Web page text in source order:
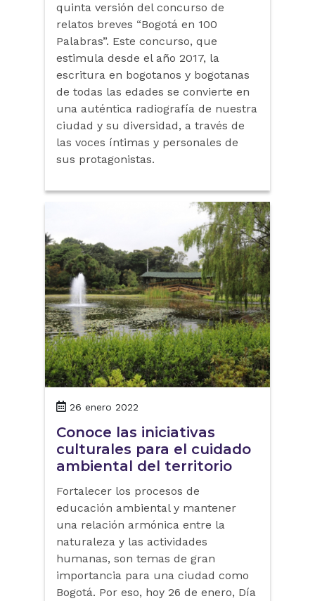
quinta versión del concurso de
relatos breves “Bogotá en 100
Palabras”. Este concurso, que
estimula desde el año 2017, la
escritura en bogotanos y bogotanas
de todas las edades se convierte en
una auténtica radiografía de nuestra
ciudad y su diversidad, a través de
las voces íntimas y personales de
sus protagonistas.
26 enero 2022
Conoce las iniciativas
culturales para el cuidado
ambiental del territorio
Fortalecer los procesos de
educación ambiental y mantener
una relación armónica entre la
naturaleza y las actividades
humanas, son temas de gran
importancia para una ciudad como
Bogotá. Por eso, hoy 26 de enero, Día